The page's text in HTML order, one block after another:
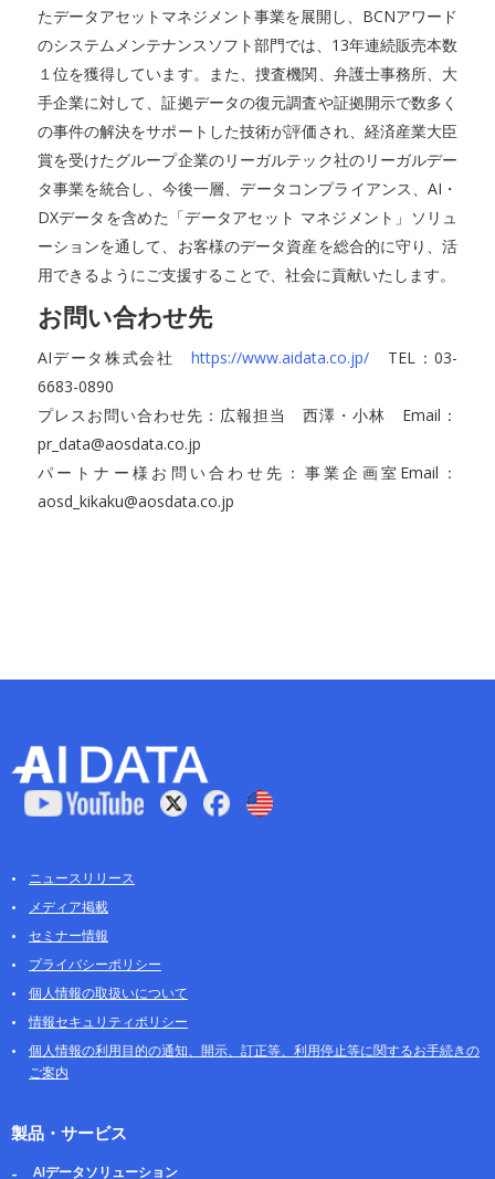
たデータアセットマネジメント事業を展開し、BCNアワード
のシステムメンテナンスソフト部門では、13年連続販売本数
１位を獲得しています。また、捜査機関、弁護士事務所、大
手企業に対して、証拠データの復元調査や証拠開示で数多く
の事件の解決をサポートした技術が評価され、経済産業大臣
賞を受けたグループ企業のリーガルテック社のリーガルデー
タ事業を統合し、今後一層、データコンプライアンス、AI・
DXデータを含めた「データアセット マネジメント」ソリュ
ーションを通して、お客様のデータ資産を総合的に守り、活
用できるようにご支援することで、社会に貢献いたします。
お問い合わせ先
AIデータ株式会社 https://www.aidata.co.jp/ TEL：03-
6683-0890
プレスお問い合わせ先：広報担当 西澤・小林 Email：
pr_data@aosdata.co.jp
パートナー様お問い合わせ先：事業企画室Email：
aosd_kikaku@aosdata.co.jp
ニュースリリース
メディア掲載
セミナー情報
プライバシーポリシー
個人情報の取扱いについて
情報セキュリティポリシー
個人情報の利用目的の通知、開示、訂正等、利用停止等に関するお手続きの
ご案内
製品・サービス
AIデータソリューション